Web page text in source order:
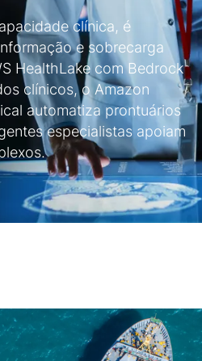
clínica, é
e sobrecarga
HealthLake com Bedrock
clínicos, o Amazon
automatiza prontuários
especialistas apoiam